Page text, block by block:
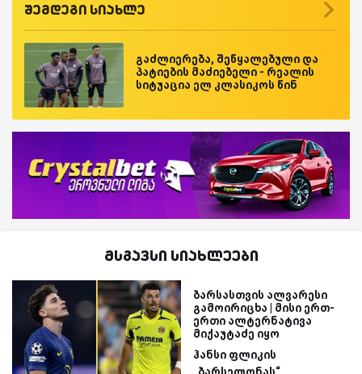
შემდეგი სიახლე
გაძლიერება, შეწყალებული და
პატიების მაძიებელი - რეალის
სიტუაცია ელ კლასიკოს წინ
მსგავსი სიახლეები
ბარსასთვის ალვარესი
გამოირიცხა | მისი ერთ-
ერთი ალტერნატივა
მიქაუტაძე იყო
ჰანსი ფლიკის